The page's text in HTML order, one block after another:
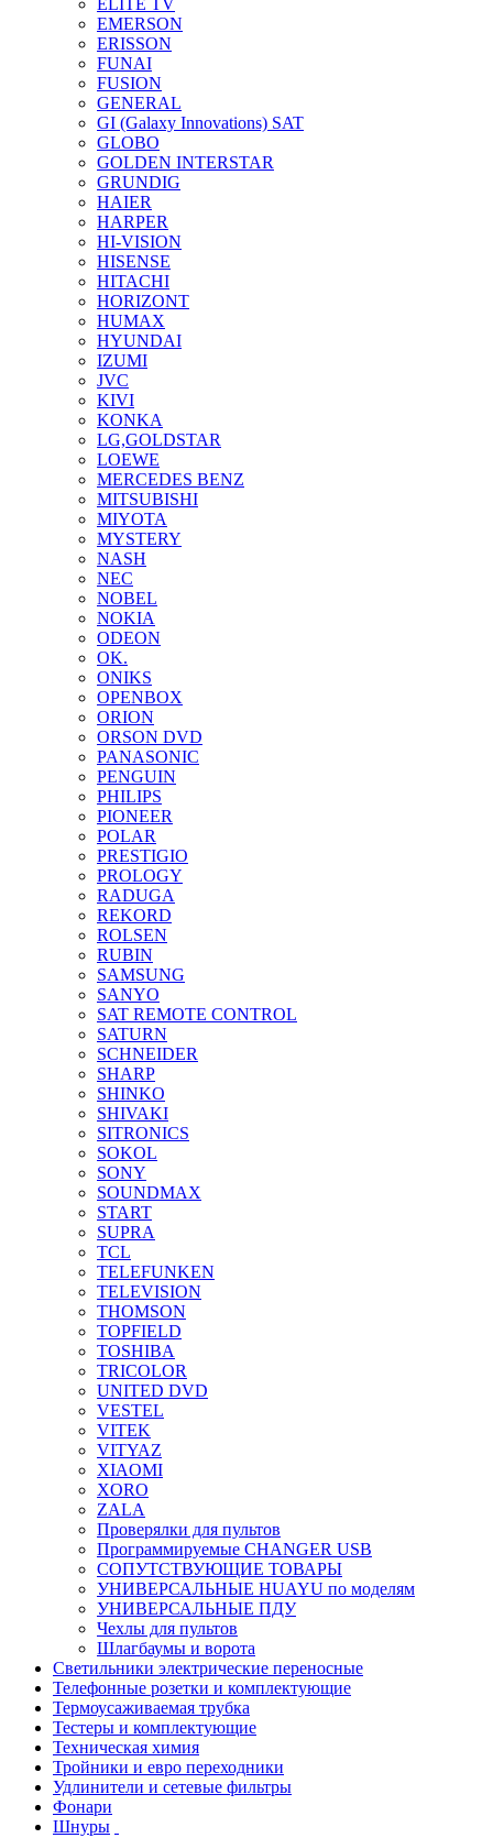
ELITE TV
EMERSON
ERISSON
FUNAI
FUSION
GENERAL
GI (Galaxy Innovations) SAT
GLOBO
GOLDEN INTERSTAR
GRUNDIG
HAIER
HARPER
HI-VISION
HISENSE
HITACHI
HORIZONT
HUMAX
HYUNDAI
IZUMI
JVC
KIVI
KONKA
LG,GOLDSTAR
LOEWE
MERCEDES BENZ
MITSUBISHI
MIYOTA
MYSTERY
NASH
NEC
NOBEL
NOKIA
ODEON
OK.
ONIKS
OPENBOX
ORION
ORSON DVD
PANASONIC
PENGUIN
PHILIPS
PIONEER
POLAR
PRESTIGIO
PROLOGY
RADUGA
REKORD
ROLSEN
RUBIN
SAMSUNG
SANYO
SAT REMOTE CONTROL
SATURN
SCHNEIDER
SHARP
SHINKO
SHIVAKI
SITRONICS
SOKOL
SONY
SOUNDMAX
START
SUPRA
TCL
TELEFUNKEN
TELEVISION
THOMSON
TOPFIELD
TOSHIBA
TRICOLOR
UNITED DVD
VESTEL
VITEK
VITYAZ
XIAOMI
XORO
ZALA
Проверялки для пультов
Программируемые CHANGER USB
СОПУТСТВУЮЩИЕ ТОВАРЫ
УНИВЕРСАЛЬНЫЕ HUAYU по моделям
УНИВЕРСАЛЬНЫЕ ПДУ
Чехлы для пультов
Шлагбаумы и ворота
Светильники электрические переносные
Телефонные розетки и комплектующие
Термоусаживаемая трубка
Тестеры и комплектующие
Техническая химия
Тройники и евро переходники
Удлинители и сетевые фильтры
Фонари
Шнуры